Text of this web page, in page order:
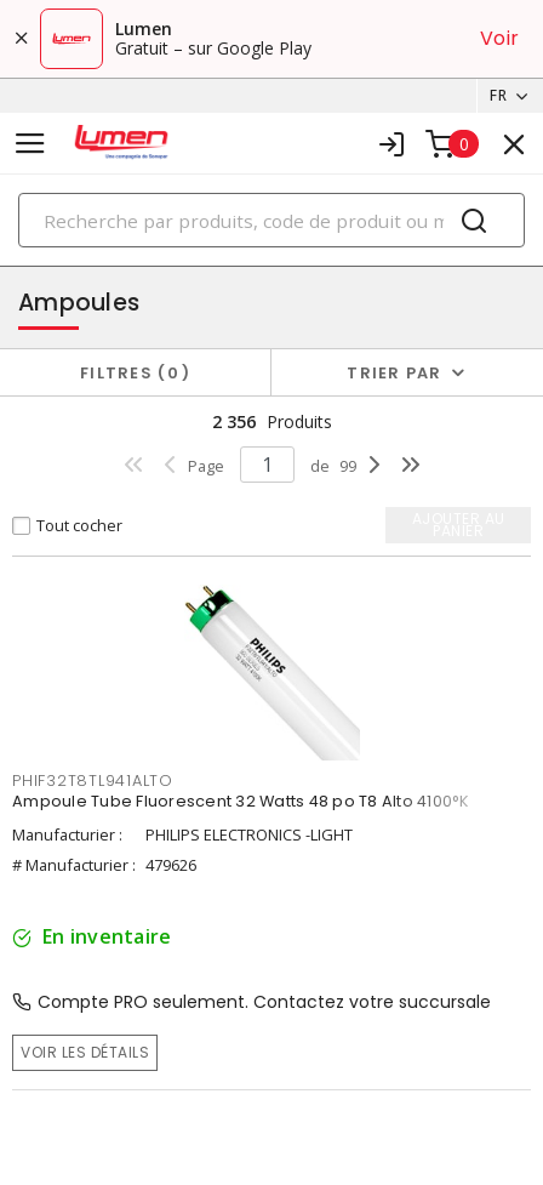
Lumen
Gratuit – sur Google Play
Voir
FR
0
PRODUITS
éclairage
Ampoules
FILTRES 0 TRIER PAR
2 356 Produits
Page de 99
Tout cocher
PHIF32T8TL941ALTO
Ampoule Tube Fluorescent 32 Watts 48 po T8 Alto 4100°K
Manufacturier :
PHILIPS ELECTRONICS -LIGHT
# Manufacturier : 479626
En inventaire
Compte PRO seulement. Contactez votre succursale
VOIR LES DÉTAILS